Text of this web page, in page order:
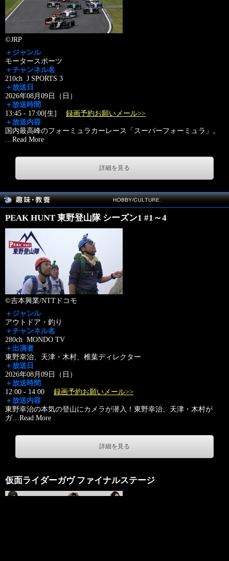
©JRP
＋ジャンル
モータースポーツ
＋チャンネル名
210ch J SPORTS 3
＋放送日
2026年08月09日（日）
＋放送時間
13:45 - 17:00[生] 録画予約お願いメール>>
＋放送内容
国内最高峰のフォーミュラカーレース「スーパーフォーミュラ」。
…Read More
詳細を見る
PEAK HUNT 東野登山隊 シーズン1 #1～4
©吉本興業/NTTドコモ
＋ジャンル
アウトドア・釣り
＋チャンネル名
280ch MONDO TV
＋出演者
東野幸治、天津・木村、椎葉ディレクター
＋放送日
2026年08月09日（日）
＋放送時間
12:00 - 14:00 録画予約お願いメール>>
＋放送内容
東野幸治の本気の登山にカメラが潜入！東野幸治、天津・木村が
ガ…Read More
詳細を見る
仮面ライダーガヴ ファイナルステージ